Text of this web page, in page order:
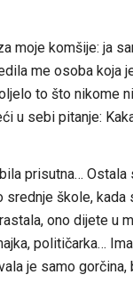
moje komšije: ja
me osoba
to što nikome
u sebi pitanje:
prisutna…
škole,
ono dijete u
političarka…
je samo gorčina,